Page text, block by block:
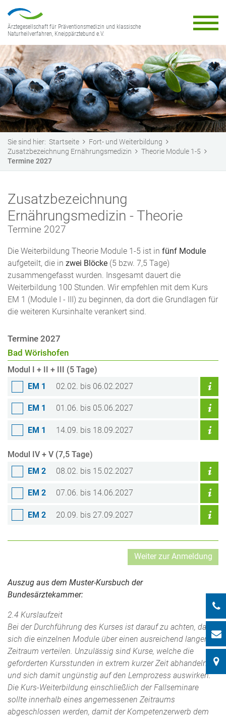
Ärztegesellschaft für Präventionsmedizin und klassische
Naturheilverfahren, Kneippärztebund e.V.
Sie sind hier: Startseite
Fort- und Weiterbildung
Zusatzbezeichnung Ernährungsmedizin
Theorie Module 1-5
Termine 2027
Zusatzbezeichnung
Ernährungsmedizin - Theorie
Termine 2027
Die Weiterbildung Theorie Module 1-5 ist in fünf Module
aufgeteilt, die in zwei Blöcke (5 bzw. 7,5 Tage)
zusammengefasst wurden. Insgesamt dauert die
Weiterbildung 100 Stunden. Wir empfehlen mit dem Kurs
EM 1 (Module I - III) zu beginnen, da dort die Grundlagen für
die weiteren Kursinhalte verankert sind.
Termine 2027
Bad Wörishofen
Modul I + II + III (5 Tage)
EM 1
02.02. bis 06.02.2027
EM 1 01.06. bis 05.06.2027
EM 1 14.09. bis 18.09.2027
Modul IV + V (7,5 Tage)
EM 2
08.02. bis 15.02.2027
EM 2 07.06. bis 14.06.2027
EM 2 20.09. bis 27.09.2027
Auszug aus dem Muster-Kursbuch der
Bundesärztekammer:
2.4 Kurslaufzeit
Bei der Durchführung des Kurses ist darauf zu achten, dass
sich die einzelnen Module über einen ausreichend langen
Zeitraum verteilen. Unzulässig sind Kurse, welche die
geforderten Kursstunden in extrem kurzer Zeit abhandeln
und sich damit ungünstig auf den Lernprozess auswirken.
Die Kurs-Weiterbildung einschließlich der Fallseminare
sollte innerhalb eines angemessenen Zeitraums
abgeschlossen werden, damit der Kompetenzerwerb dem